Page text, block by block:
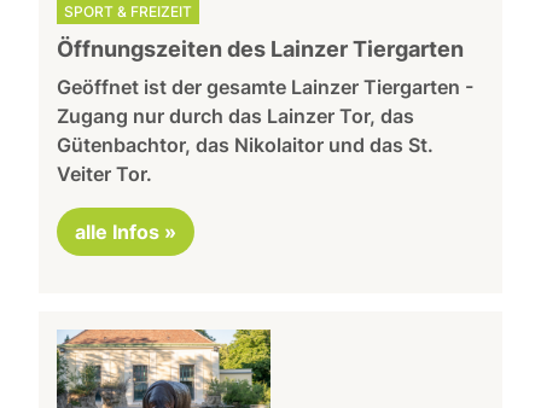
SPORT & FREIZEIT
Öffnungszeiten des Lainzer Tiergarten
Geöffnet ist der gesamte Lainzer Tiergarten -
Zugang nur durch das Lainzer Tor, das
Gütenbachtor, das Nikolaitor und das St.
Veiter Tor.
alle Infos »